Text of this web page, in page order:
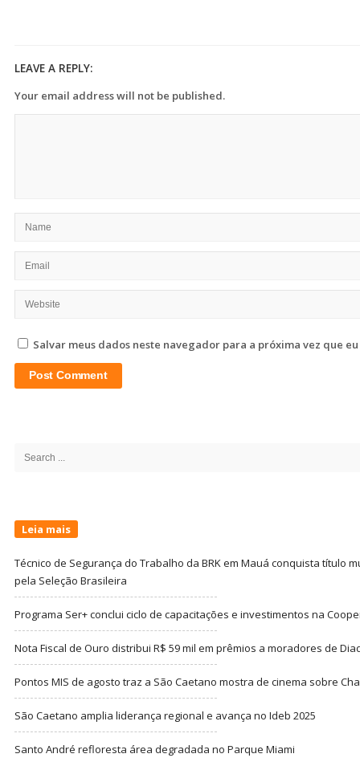
LEAVE A REPLY:
Your email address will not be published.
Salvar meus dados neste navegador para a próxima vez que
Search
Leia mais
Técnico de Segurança do Trabalho da BRK em Mauá conquista título
pela Seleção Brasileira
Programa Ser+ conclui ciclo de capacitações e investimentos na
Nota Fiscal de Ouro distribui R$ 59 mil em prêmios a moradores de
Pontos MIS de agosto traz a São Caetano mostra de cinema sobre
São Caetano amplia liderança regional e avança no Ideb 2025
Santo André refloresta área degradada no Parque Miami